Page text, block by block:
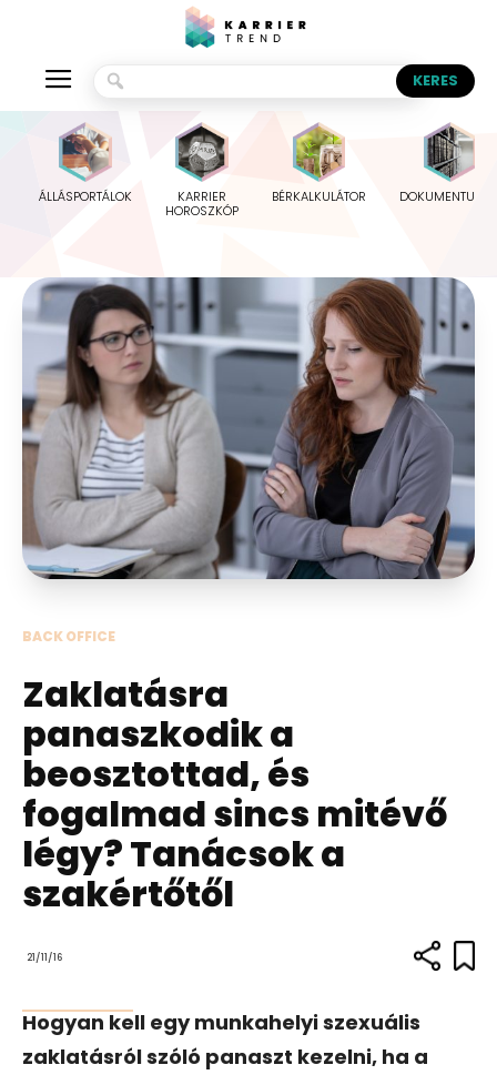
ÁLLÁSPORTÁLOK
KARRIER
HOROSZKÓP
BÉRKALKULÁTOR
BACK OFFICE
Zaklatásra
panaszkodik a
beosztottad, és
fogalmad sincs mitévő
légy? Tanácsok a
szakértőtől
21/11/16
Hogyan kell egy munkahelyi szexuális
zaklatásról szóló panaszt kezelni, ha a